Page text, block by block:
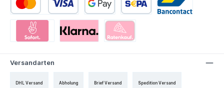
Versandarten
DHL Versand Abholung Brief Versand Spedition Versand